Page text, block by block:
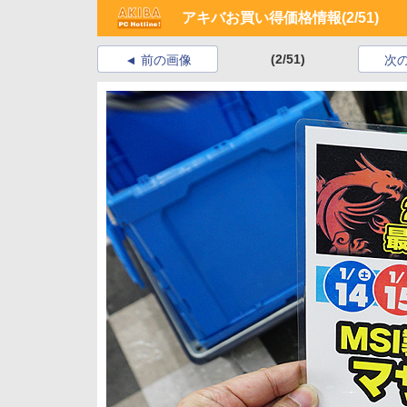
アキバお買い得価格情報(2/51)
前の画像 (2/51) 次